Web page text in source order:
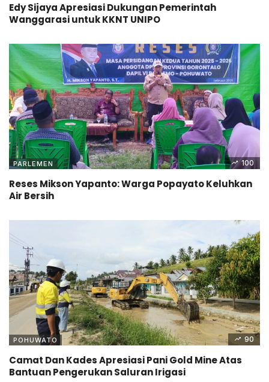
Edy Sijaya Apresiasi Dukungan Pemerintah
Wanggarasi untuk KKNT UNIPO
PARLEMEN 100
Reses Mikson Yapanto: Warga Popayato Keluhkan
Air Bersih
POHUWATO 90
Camat Dan Kades Apresiasi Pani Gold Mine Atas
Bantuan Pengerukan Saluran Irigasi